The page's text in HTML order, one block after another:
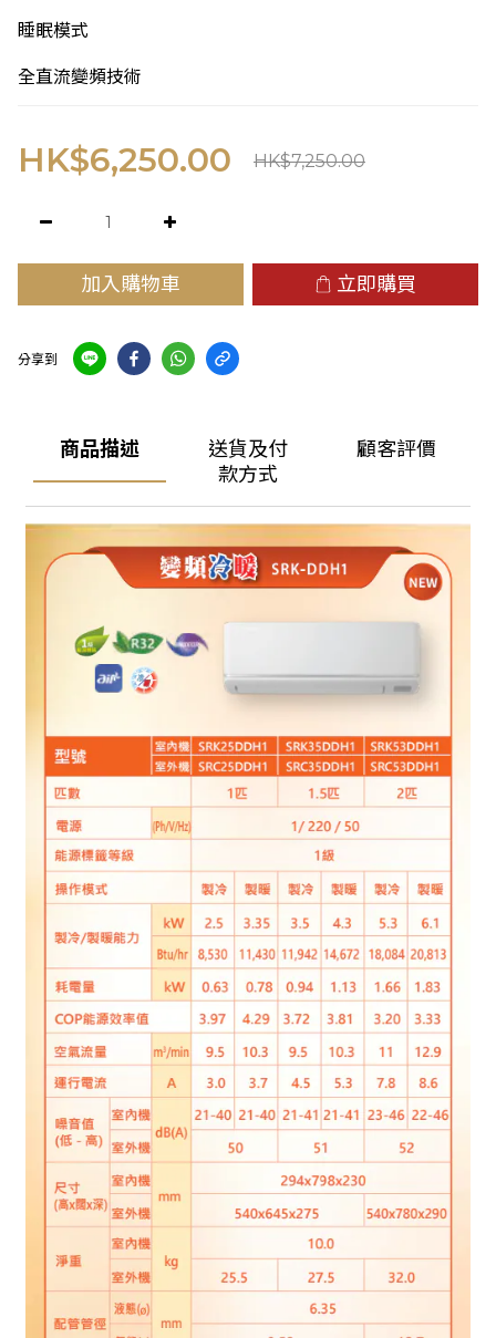
睡眠模式
全直流變頻技術
HK$6,250.00 HK$7,250.00
加入購物車 立即購買
分享到
商品描述
送貨及付
款方式
顧客評價